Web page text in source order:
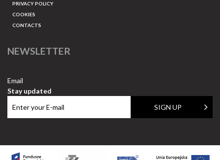
PRIVACY POLICY
COOKIES
CONTACTS
NEWSLETTER
Email
Stay updated